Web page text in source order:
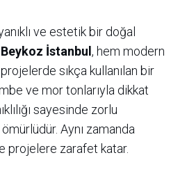
ve estetik bir doğal
İstanbul , hem modern
sıkça kullanılan bir
ve mor tonlarıyla dikkat
sayesinde zorlu
Aynı zamanda
projelere zarafet katar.